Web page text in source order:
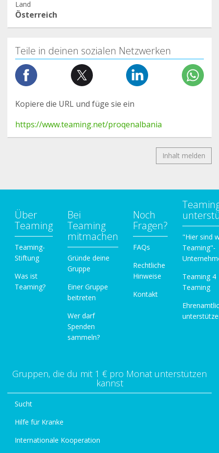
Land
Österreich
Teile in deinen sozialen Netzwerken
Kopiere die URL und füge sie ein
https://www.teaming.net/proqenalbania
Inhalt melden
Über
Teaming
Teaming-
Stiftung
Was ist
Teaming?
Bei
Teaming
mitmachen
Gründe deine
Gruppe
Einer Gruppe
beitreten
Wer darf
Spenden
sammeln?
Noch
Fragen?
FAQs
Rechtliche
Hinweise
Kontakt
"Hier sind
Teaming"-
Teaming 4
Teaming
Gruppen, die du mit 1 € pro Monat unterstützen
kannst
Sucht
Hilfe für Kranke
Internationale Kooperation